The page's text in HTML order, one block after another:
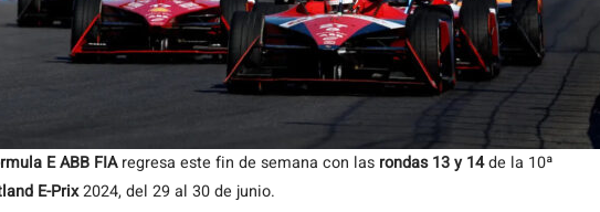
E ABB FIAregresa este fin de semana con las rondas 13 y 14de la 10ª
E-Prix2024, del 29 al 30 de junio.